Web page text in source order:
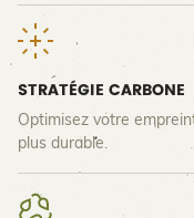
STRATÉGIE CARBONE
Optimisez votre
plus durable.